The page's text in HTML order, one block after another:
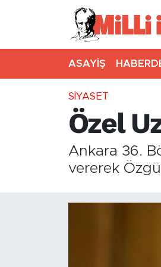
ASAYİŞ
SİYASET
Özel
Ankara 36.
vererek